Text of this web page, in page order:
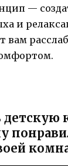
—
и
вам
детскую